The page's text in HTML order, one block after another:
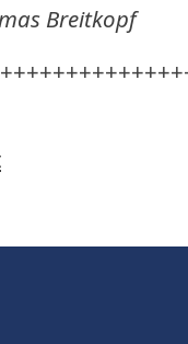
Breitkopf